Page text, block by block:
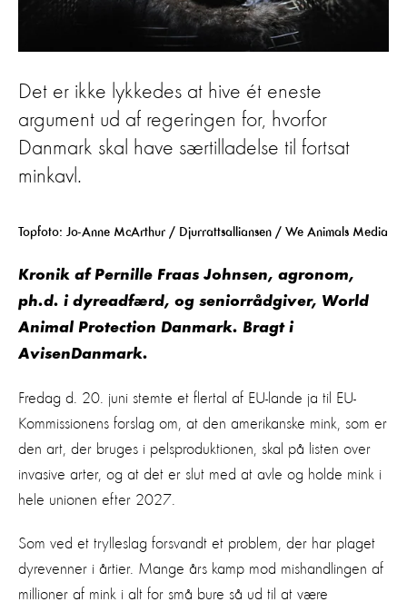
Det er ikke lykkedes at hive ét eneste
argument ud af regeringen for, hvorfor
Danmark skal have særtilladelse til fortsat
minkavl.
Topfoto: Jo-Anne McArthur / Djurrattsalliansen / We Animals Media
Kronik af Pernille Fraas Johnsen, agronom,
ph.d. i dyreadfærd, og seniorrådgiver, World
Animal Protection Danmark. Bragt i
AvisenDanmark.
Fredag d. 20. juni stemte et flertal af EU-lande ja til EU-
Kommissionens forslag om, at den amerikanske mink, som er
den art, der bruges i pelsproduktionen, skal på listen over
invasive arter, og at det er slut med at avle og holde mink i
hele unionen efter 2027.
Som ved et trylleslag forsvandt et problem, der har plaget
dyrevenner i årtier. Mange års kamp mod mishandlingen af
millioner af mink i alt for små bure så ud til at være